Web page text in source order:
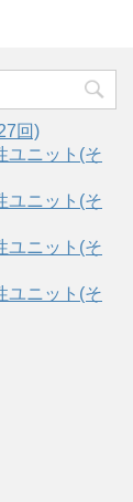
回)
ユニット(そ
ユニット(そ
ユニット(そ
ユニット(そ